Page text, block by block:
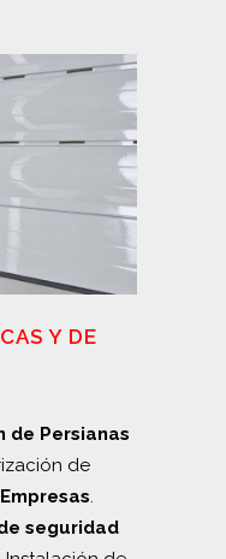
Y DE
de Persianas
de
.
seguridad